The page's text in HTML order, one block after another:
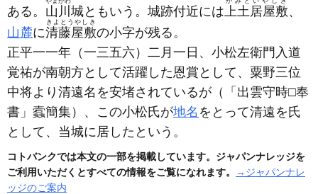
ある。 山川 城ともいう。城跡付近には上土居屋敷、
山麓に清藤屋敷
きよとうやしき
の小字が残る。
正平一一年 （一三五六） 二月一日、小松左衛門入道
覚祐が南朝方として活躍した恩賞として、粟野三位
中将より清遠名を安堵されているが （「出雲守時□奉
書」蠧簡集） 、この小松氏が地名 をとって清遠を氏
として、当城に居したという。
コトバンクでは本文の一部を掲載しています。ジャパンナレッジを
ご利用いただくとすべての情報をご覧になれます。
→ジャパンナレ
ッジのご案内